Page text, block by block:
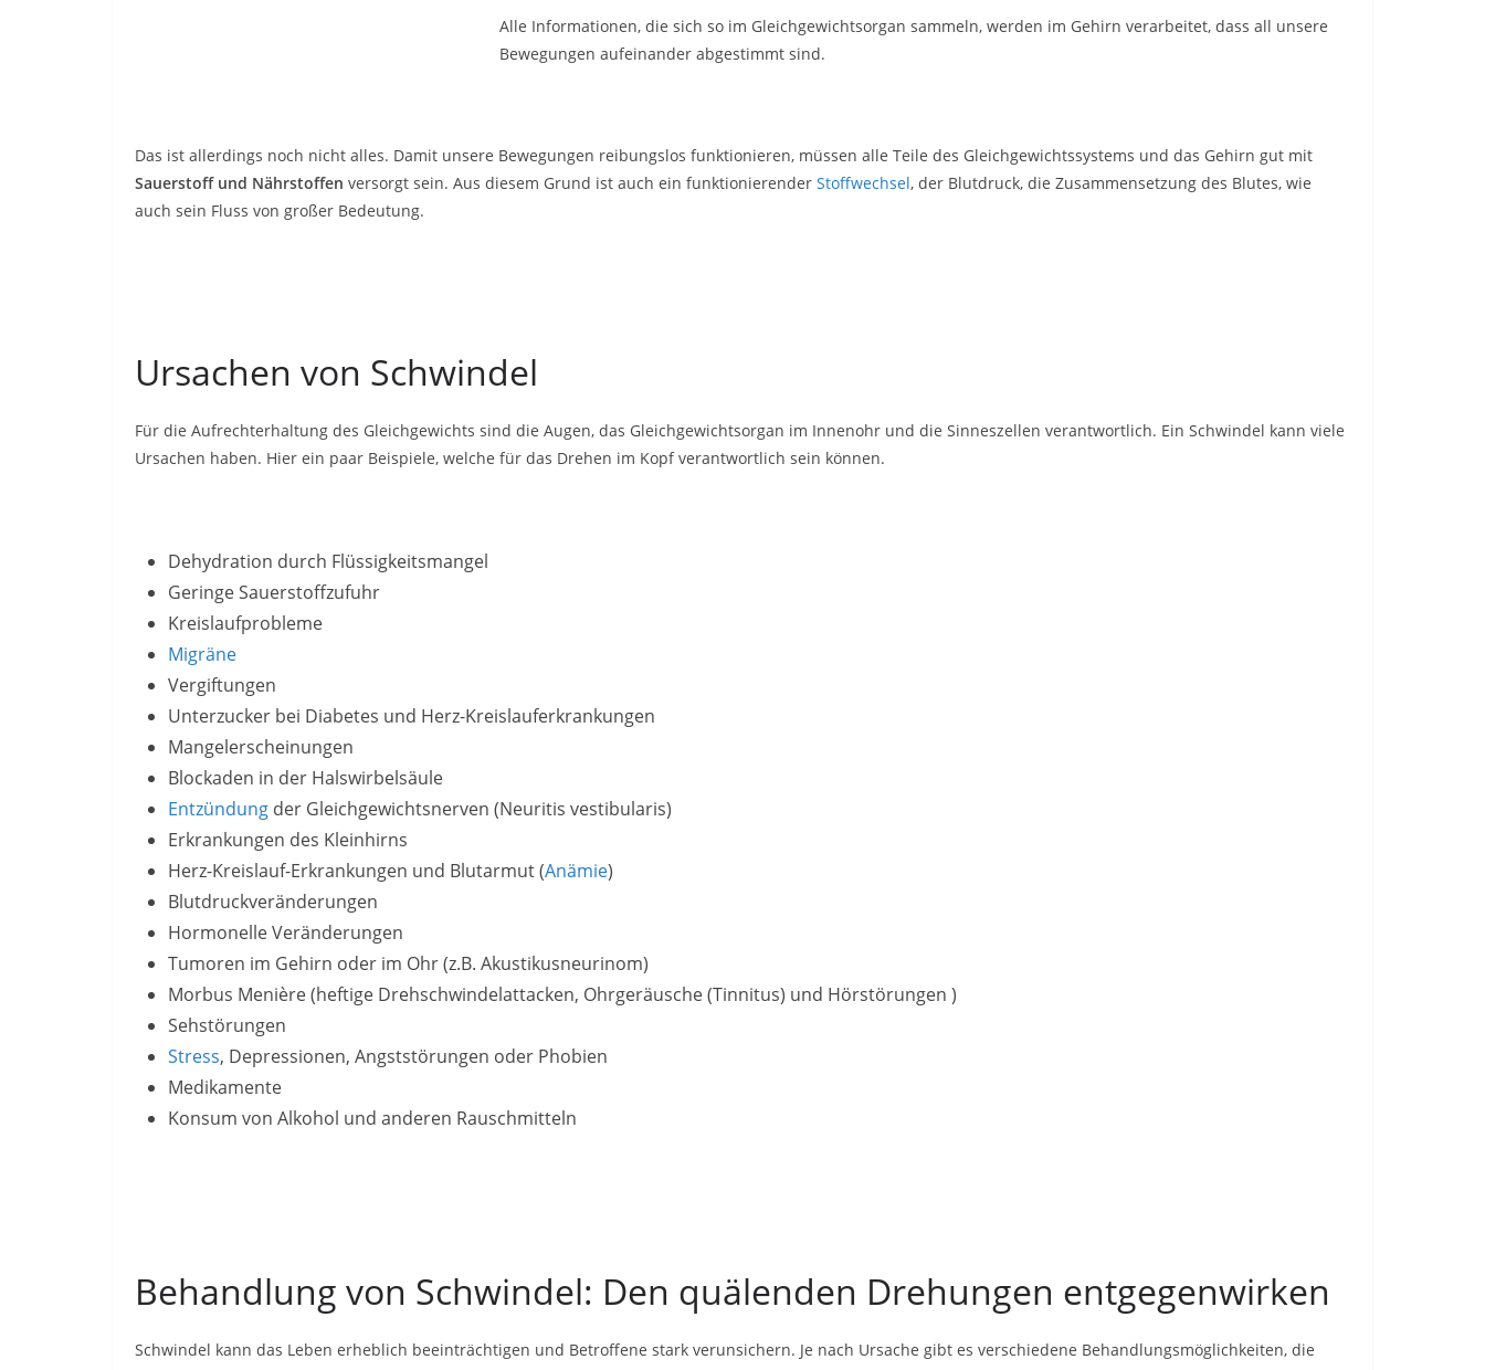
Alle Informationen, die sich so im Gleichgewichtsorgan sammeln, werden im Gehirn verarbeitet, dass all unsere
Bewegungen aufeinander abgestimmt sind.
Das ist allerdings noch nicht alles. Damit unsere Bewegungen reibungslos funktionieren, müssen alle Teile des Gleichgewichtssystems und das Gehirn gut mit
Sauerstoff und Nährstoffen versorgt sein. Aus diesem Grund ist auch ein funktionierender Stoffwechsel, der Blutdruck, die Zusammensetzung des Blutes, wie
auch sein Fluss von großer Bedeutung.
Ursachen von Schwindel
Für die Aufrechterhaltung des Gleichgewichts sind die Augen, das Gleichgewichtsorgan im Innenohr und die Sinneszellen verantwortlich. Ein Schwindel kann viele
Ursachen haben. Hier ein paar Beispiele, welche für das Drehen im Kopf verantwortlich sein können.
Dehydration durch Flüssigkeitsmangel
Geringe Sauerstoffzufuhr
Kreislaufprobleme
Migräne
Vergiftungen
Unterzucker bei Diabetes und Herz-Kreislauferkrankungen
Mangelerscheinungen
Blockaden in der Halswirbelsäule
Entzündung der Gleichgewichtsnerven (Neuritis vestibularis)
Erkrankungen des Kleinhirns
Herz-Kreislauf-Erkrankungen und Blutarmut (Anämie)
Blutdruckveränderungen
Hormonelle Veränderungen
Tumoren im Gehirn oder im Ohr (z.B. Akustikusneurinom)
Morbus Menière (heftige Drehschwindelattacken, Ohrgeräusche (Tinnitus) und Hörstörungen )
Sehstörungen
Stress, Depressionen, Angststörungen oder Phobien
Medikamente
Konsum von Alkohol und anderen Rauschmitteln
Behandlung von Schwindel: Den quälenden Drehungen entgegenwirken
Schwindel kann das Leben erheblich beeinträchtigen und Betroffene stark verunsichern. Je nach Ursache gibt es verschiedene Behandlungsmöglichkeiten, die